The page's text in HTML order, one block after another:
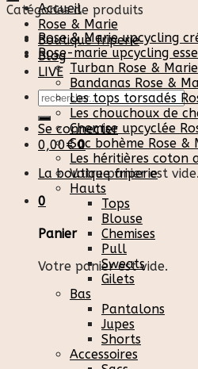
Accueil
Rose & Marie
Boutique friperie
Blog
LIVE
Recherche
pour :
Se connecter
0,00€ 0
Votre panier est vide.
0
Panier
Votre panier est vide.
Catégories de produits
Rose & Marie upcycling
Rose-marie upcycling
Turban Rose & Marie
Bandanas Rose &
Les tops torsadés
Les chouchoux de
Chemise upcyclée
Sac bohème Rose &
Les héritières coton
La boutique friperie
Hauts
Tops
Blouse
Chemises
Pull
Sweats
Gilets
Bas
Pantalons
Jupes
Shorts
Accessoires